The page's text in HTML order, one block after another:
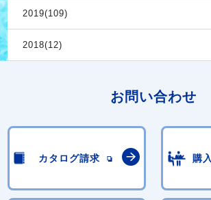
2019(109)
2018(12)
お問い合わせ
カタログ請求 購